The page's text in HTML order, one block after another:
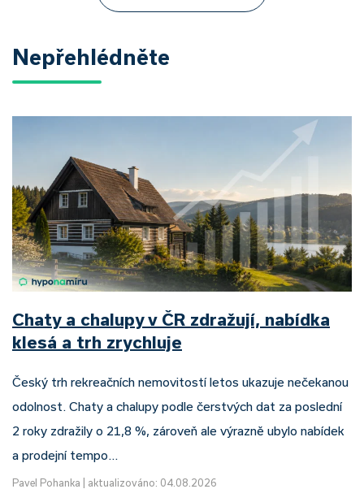
Nepřehlédněte
Chaty a chalupy v ČR zdražují, nabídka
klesá a trh zrychluje
Český trh rekreačních nemovitostí letos ukazuje nečekanou
odolnost. Chaty a chalupy podle čerstvých dat za poslední
2 roky zdražily o 21,8 %, zároveň ale výrazně ubylo nabídek
a prodejní tempo…
Pavel Pohanka aktualizováno: 04.08.2026